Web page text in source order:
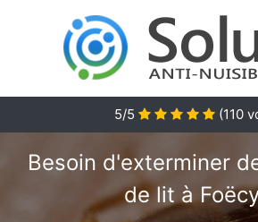
5/5 (110
Besoin d'exterminer
de lit à